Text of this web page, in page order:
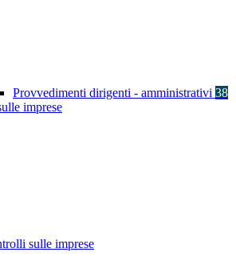
Provvedimenti dirigenti - amministrativi 38
imprese
sulle imprese